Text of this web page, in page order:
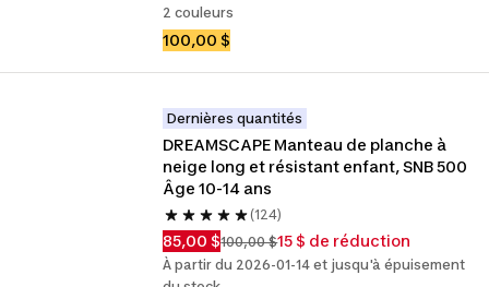
2 couleurs
100,00 $
Dernières quantités
DREAMSCAPE Manteau de planche à
neige long et résistant enfant, SNB 500
Âge 10-14 ans
(124)
85,00 $100,00 $15 $ de réduction
À partir du 2026-01-14 et jusqu'à épuisement